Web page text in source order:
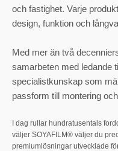
och fastighet. Varje
design, funktion och
Med mer än två
samarbeten med ledande
specialistkunskap som
passform till montering
I dag rullar hundratusentals
väljer SOYAFILM® väljer du
premiumlösningar utvecklade